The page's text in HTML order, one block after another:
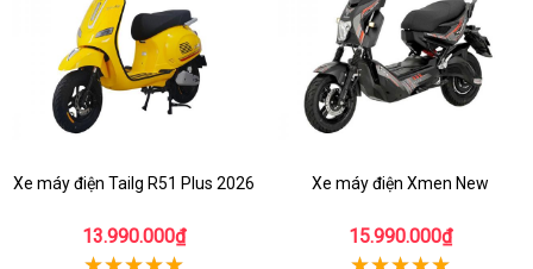
Xe máy điện Tailg R51 Plus 2026
13.990.000₫
Xe máy điện Xmen New
15.990.000₫